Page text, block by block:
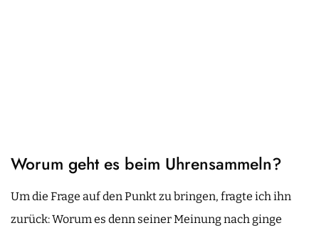
Worum geht es beim Uhrensammeln?
Um die Frage auf den Punkt zu bringen, fragte ich ihn
zurück: Worum es denn seiner Meinung nach ginge